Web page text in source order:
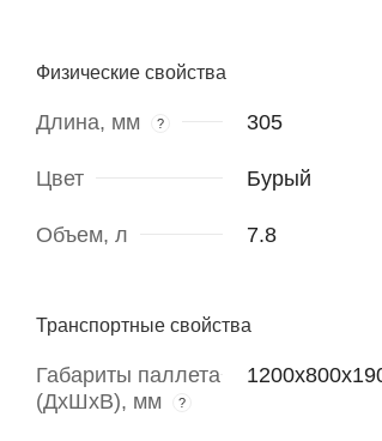
Физические свойства
Длина, мм ? 305
Цвет Бурый
Объем, л 7.8
Транспортные свойства
Габариты паллета
(ДхШхВ), мм
?